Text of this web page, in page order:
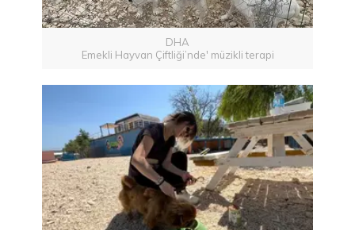
DHA
Emekli Hayvan Çiftliği’nde' müzikli terapi